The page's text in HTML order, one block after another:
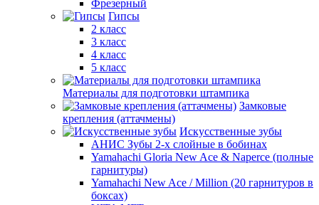
Фрезерный
Гипсы
2 класс
3 класс
4 класс
5 класс
Материалы для подготовки штампика
Замковые
крепления (аттачмены)
Искусственные зубы
АНИС Зубы 2-х слойные в бобинах
Yamahachi Gloria New Ace & Naperce (полные
гарнитуры)
Yamahachi New Ace / Million (20 гарнитуров в
боксах)